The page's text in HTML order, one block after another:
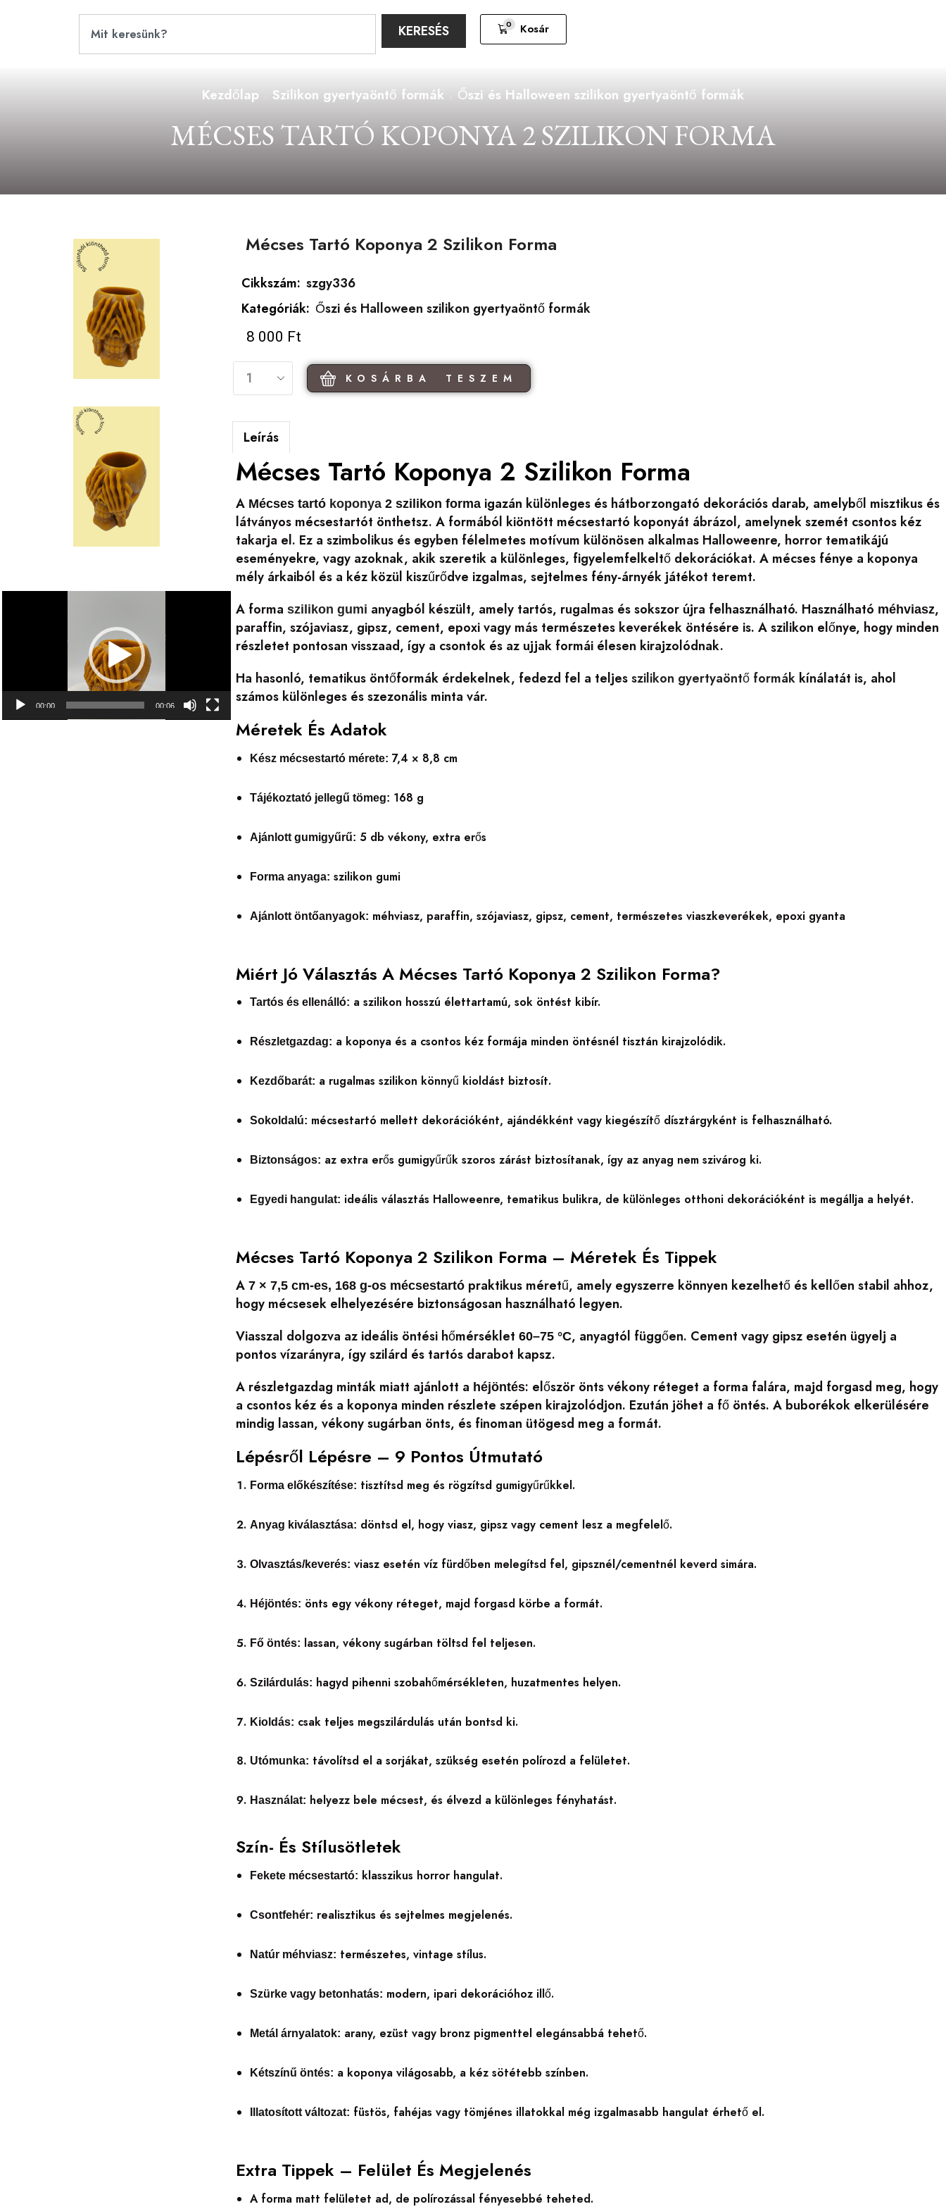
KERESÉS 0 Kosár
Kezdőlap Szilikon gyertyaöntő formák Őszi és Halloween szilikon gyertyaöntő formák
MÉCSES TARTÓ KOPONYA 2 SZILIKON FORMA
00:00 00:06
Mécses Tartó Koponya 2 Szilikon Forma
Cikkszám: szgy336
Kategóriák: Őszi és Halloween szilikon gyertyaöntő formák
8 000 Ft
KOSÁRBA TESZEM
Leírás
Mécses Tartó Koponya 2 Szilikon Forma
A Mécses tartó koponya 2 szilikon forma igazán különleges és hátborzongató dekorációs darab, amelyből misztikus és
látványos mécsestartót önthetsz. A formából kiöntött mécsestartó koponyát ábrázol, amelynek szemét csontos kéz
takarja el. Ez a szimbolikus és egyben félelmetes motívum különösen alkalmas Halloweenre, horror tematikájú
eseményekre, vagy azoknak, akik szeretik a különleges, figyelemfelkeltő dekorációkat. A mécses fénye a koponya
mély árkaiból és a kéz közül kiszűrődve izgalmas, sejtelmes fény-árnyék játékot teremt.
A formaszilikon gumi anyagból készült, amely tartós, rugalmas és sokszor újra felhasználható. Használható méhviasz,
paraffin, szójaviasz, gipsz, cement, epoxi vagy más természetes keverékek öntésére is. A szilikon előnye, hogy minden
részletet pontosan visszaad, így a csontok és az ujjak formái élesen kirajzolódnak.
Ha hasonló, tematikus öntőformák érdekelnek, fedezd fel a teljesszilikon gyertyaöntő formák kínálatát is, ahol
számos különleges és szezonális minta vár.
Méretek És Adatok
Kész mécsestartó mérete: 7,4 × 8,8 cm
Tájékoztató jellegű tömeg: 168 g
Ajánlott gumigyűrű: 5 db vékony, extra erős
Forma anyaga: szilikon gumi
Ajánlott öntőanyagok: méhviasz, paraffin, szójaviasz, gipsz, cement, természetes viaszkeverékek, epoxi gyanta
Miért Jó Választás A Mécses Tartó Koponya 2 Szilikon Forma?
Tartós és ellenálló: a szilikon hosszú élettartamú, sok öntést kibír.
Részletgazdag: a koponya és a csontos kéz formája minden öntésnél tisztán kirajzolódik.
Kezdőbarát: a rugalmas szilikon könnyű kioldást biztosít.
Sokoldalú: mécsestartó mellett dekorációként, ajándékként vagy kiegészítő dísztárgyként is felhasználható.
Biztonságos: az extra erős gumigyűrűk szoros zárást biztosítanak, így az anyag nem szivárog ki.
Egyedi hangulat: ideális választás Halloweenre, tematikus bulikra, de különleges otthoni dekorációként is megállja a helyét.
Mécses Tartó Koponya 2 Szilikon Forma – Méretek És Tippek
A7 × 7,5 cm-es, 168 g-os mécsestartó praktikus méretű, amely egyszerre könnyen kezelhető és kellően stabil ahhoz,
hogy mécsesek elhelyezésére biztonságosan használható legyen.
Viasszal dolgozva az ideális öntési hőmérséklet60–75 °C, anyagtól függően. Cement vagy gipsz esetén ügyelj a
pontos vízarányra, így szilárd és tartós darabot kapsz.
A részletgazdag minták miatt ajánlott a héjöntés: először önts vékony réteget a forma falára, majd forgasd meg, hogy
a csontos kéz és a koponya minden részlete szépen kirajzolódjon. Ezután jöhet a fő öntés. A buborékok elkerülésére
mindig lassan, vékony sugárban önts, és finoman ütögesd meg a formát.
Lépésről Lépésre – 9 Pontos Útmutató
Forma előkészítése: tisztítsd meg és rögzítsd gumigyűrűkkel.
Anyag kiválasztása: döntsd el, hogy viasz, gipsz vagy cement lesz a megfelelő.
Olvasztás/keverés: viasz esetén víz fürdőben melegítsd fel, gipsznél/cementnél keverd simára.
Héjöntés: önts egy vékony réteget, majd forgasd körbe a formát.
Fő öntés: lassan, vékony sugárban töltsd fel teljesen.
Szilárdulás: hagyd pihenni szobahőmérsékleten, huzatmentes helyen.
Kioldás: csak teljes megszilárdulás után bontsd ki.
Utómunka: távolítsd el a sorjákat, szükség esetén polírozd a felületet.
Használat: helyezz bele mécsest, és élvezd a különleges fényhatást.
Szín- És Stílusötletek
Fekete mécsestartó: klasszikus horror hangulat.
Csontfehér: realisztikus és sejtelmes megjelenés.
Natúr méhviasz: természetes, vintage stílus.
Szürke vagy betonhatás: modern, ipari dekorációhoz illő.
Metál árnyalatok: arany, ezüst vagy bronz pigmenttel elegánsabbá tehető.
Kétszínű öntés: a koponya világosabb, a kéz sötétebb színben.
Illatosított változat: füstös, fahéjas vagy tömjénes illatokkal még izgalmasabb hangulat érhető el.
Extra Tippek – Felület És Megjelenés
A forma matt felületet ad, de polírozással fényesebbé teheted.